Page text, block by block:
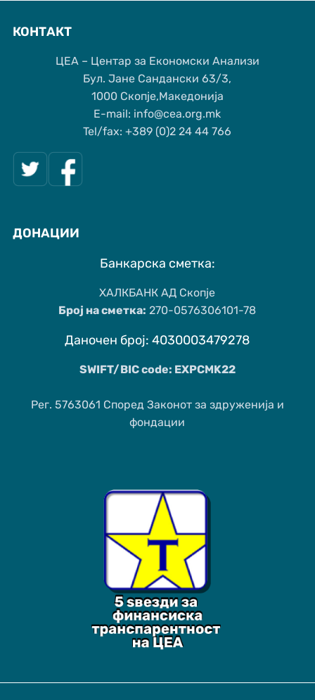
КОНТАКТ
ЦЕА – Центар за Економски Анализи
Бул. Јане Сандански 63/3,
1000 Скопје,Македонија
Е-mail: info@cea.org.mk
Tel/fax: +389 (0)2 24 44 766
ДОНАЦИИ
Банкарска сметка:
ХАЛКБАНК АД Скопје
Број на сметка: 270-0576306101-78
Даночен број: 4030003479278
SWIFT/BIC code: EXPCMK22
Рег. 5763061 Според Законот за здруженија и
фондации